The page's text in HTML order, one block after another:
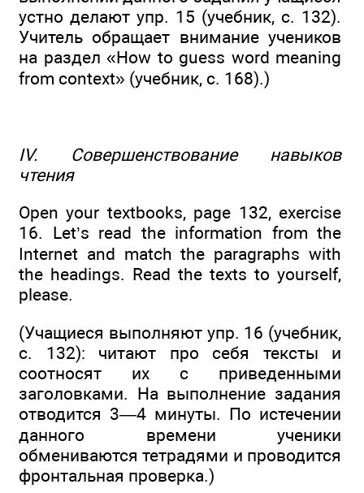
устно делают упр. 15 (учебник, с. 132).
Учитель обращает внимание учеников
на раздел «How to guess word meaning
from context» (учебник, с. 168).)
IV. Совершенствование навыков
чтения
Open your textbooks, page 132, exercise
16. Let’s read the information from the
Internet and match the paragraphs with
the headings. Read the texts to yourself,
please.
(Учащиеся выполняют упр. 16 (учебник,
с. 132): читают про себя тексты и
соотносят их с приведенными
заголовками. На выполнение задания
отводится 3—4 минуты. По истечении
данного времени ученики
обмениваются тетрадями и проводится
фронтальная проверка.)